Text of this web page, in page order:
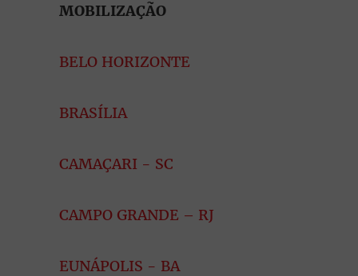
MOBILIZAÇÃO
BELO HORIZONTE
BRASÍLIA
CAMAÇARI - SC
CAMPO GRANDE – RJ
EUNÁPOLIS - BA